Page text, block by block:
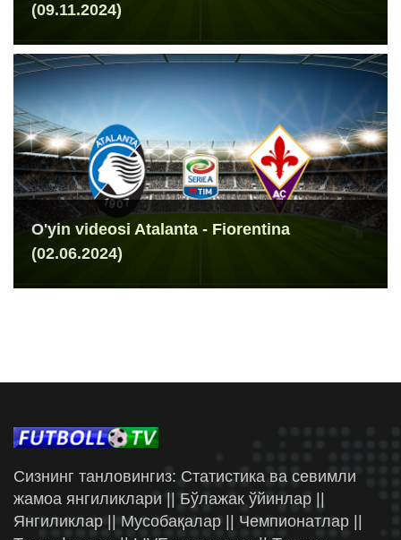
(09.11.2024)
O'yin videosi Atalanta - Fiorentina
(02.06.2024)
Сизнинг танловингиз: Статистика ва севимли
жамоа янгиликлари || Бўлажак ўйинлар ||
Янгиликлар || Мусобақалар || Чемпионатлар ||